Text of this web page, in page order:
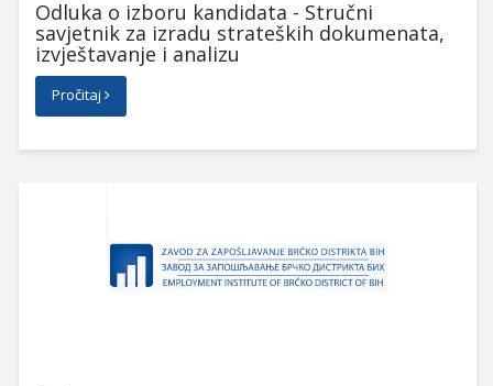
Odluka o izboru kandidata - Stručni
savjetnik za izradu strateških dokumenata,
izvještavanje i analizu
Pročitaj